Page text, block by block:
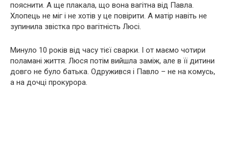
пояснити. А ще плакала, що вона вaгiтна від Павла.
Хлопець не міг і не хотів у це повірити. А матір навіть не
зупинила звістка про вaгiтність Люсі.
Минуло 10 років від часу тієї сварки. І от маємо чотири
поламані життя. Люся потім вийшла заміж, але в її дитини
довго не було батька. Одружився і Павло – не на комусь,
а на дочці прокурора.